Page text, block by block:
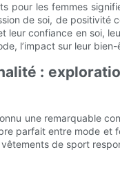
pour les femmes
de soi, de
leur confiance en soi,
l’impact sur leur
:
une remarquable
parfait entre mode
de sport